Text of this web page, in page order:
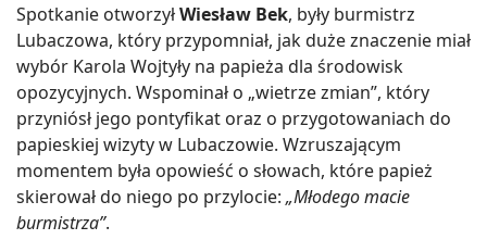
Spotkanie otworzyłWiesław Bek, były burmistrz
Lubaczowa, który przypomniał, jak duże znaczenie miał
wybór Karola Wojtyły na papieża dla środowisk
opozycyjnych. Wspominał o „wietrze zmian”, który
przyniósł jego pontyfikat oraz o przygotowaniach do
papieskiej wizyty w Lubaczowie. Wzruszającym
momentem była opowieść o słowach, które papież
skierował do niego po przylocie: „Młodego macie
burmistrza”.